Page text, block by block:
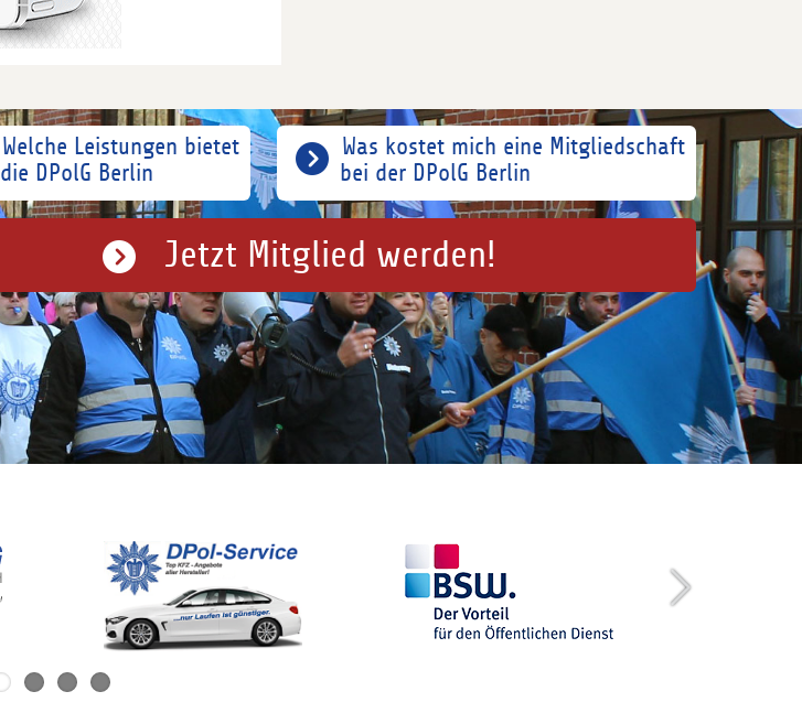
Was kostet mich eine Mitgliedschaft
bei der DPolG Berlin
Welche Leistungen bietet
die DPolG Berlin
Jetzt Mitglied werden!